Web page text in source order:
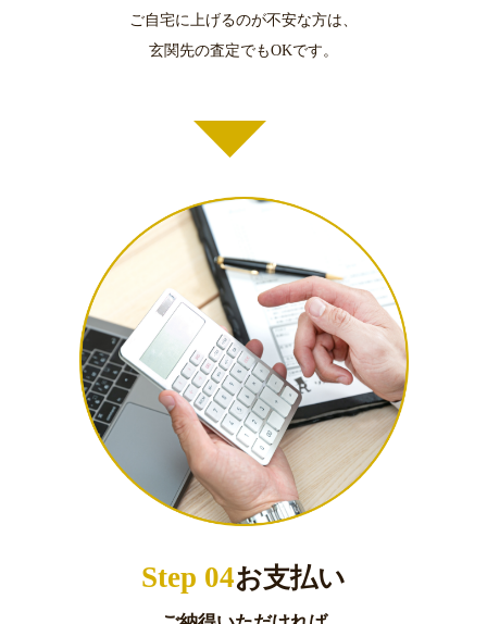
ご自宅に上げるのが不安な方は、
玄関先の査定でもOKです。
Step 04お支払い